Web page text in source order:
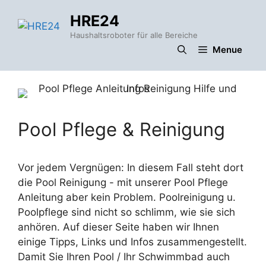
Inhalt
HRE24
Haushaltsroboter für alle Bereiche
Menue
Pool Pflege & Reinigung
Vor jedem Vergnügen: In diesem Fall steht dort
die Pool Reinigung - mit unserer Pool Pflege
Anleitung aber kein Problem. Poolreinigung u.
Poolpflege sind nicht so schlimm, wie sie sich
anhören. Auf dieser Seite haben wir Ihnen
einige Tipps, Links und Infos zusammengestellt.
Damit Sie Ihren Pool / Ihr Schwimmbad auch